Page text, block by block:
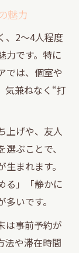
魅力
、2～4人程度
力です。特に
では、個室や
気兼ねなく“打
上げや、友人
ぶことで、
まれます。
る」「静かに
いです。
は事前予約が
法や滞在時間